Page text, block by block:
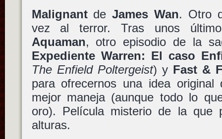
MalignantdeJames Wan. Otro
vez al terror. Tras unos
Aquaman, otro episodio de la
Expediente Warren: El caso
The Enfield Poltergeist) y Fast &
para ofrecernos una idea original
mejor maneja (aunque todo lo
oro). Película misterio de la que
alturas.